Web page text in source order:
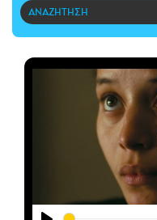
CITY GUIDE
ΑΜΠΑ
PRINT